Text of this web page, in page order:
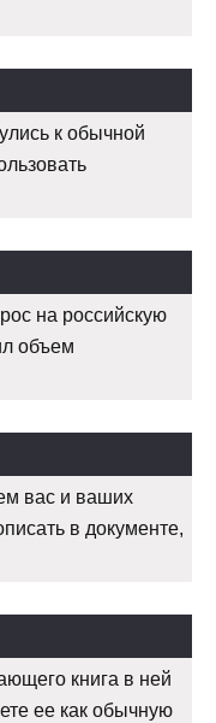
к обычной
на российскую
объем
вас и ваших
в документе,
книга в ней
ее как обычную